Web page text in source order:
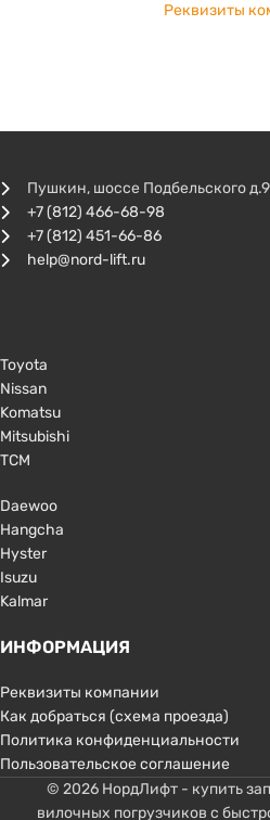
Реквизиты
Пушкин, шоссе Подбельского д.9
+7 (812) 466-68-98
+7 (812) 451-66-86
help@nord-lift.ru
Toyota
Nissan
Komatsu
Mitsubishi
TCM
Daewoo
Hangcha
Hyster
Isuzu
Kalmar
ИНФОРМАЦИЯ
Реквизиты компании
Как добраться (схема проезда)
Политика конфиденциальности
Пользовательское соглашение
© 2026 НордЛифт - купить
вилочных погрузчиков с